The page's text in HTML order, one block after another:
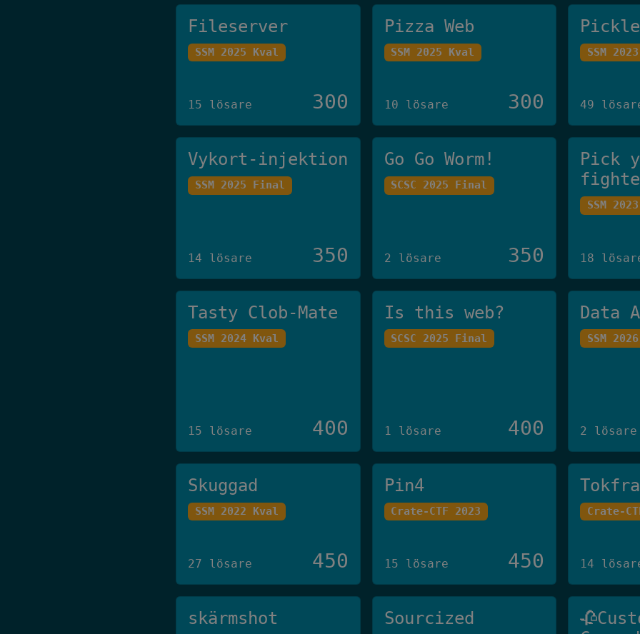
Fileserver
SSM 2025 Kval
15 lösare 300
Pizza Web
SSM 2025 Kval
10 lösare 300
SSM
49
Vykort-injektion
SSM 2025 Final
14 lösare 350
Go Go Worm!
SCSC 2025 Final
2 lösare 350
Pick
SSM
18
Tasty Clob-Mate
SSM 2024 Kval
15 lösare 400
Is this web?
SCSC 2025 Final
1 lösare 400
Data
SSM
2 lösare
Skuggad
SSM 2022 Kval
27 lösare 450
Pin4
Crate-CTF 2023
15 lösare 450
Crate-
14
skärmshot Sourcized